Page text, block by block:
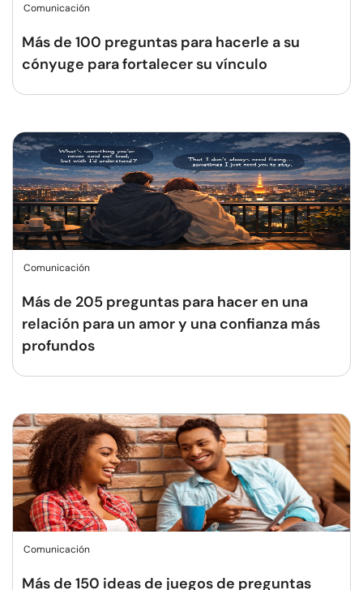
Comunicación
Más de 100 preguntas para hacerle a su
cónyuge para fortalecer su vínculo
Comunicación
Más de 205 preguntas para hacer en una
relación para un amor y una confianza más
profundos
Comunicación
Más de 150 ideas de juegos de preguntas